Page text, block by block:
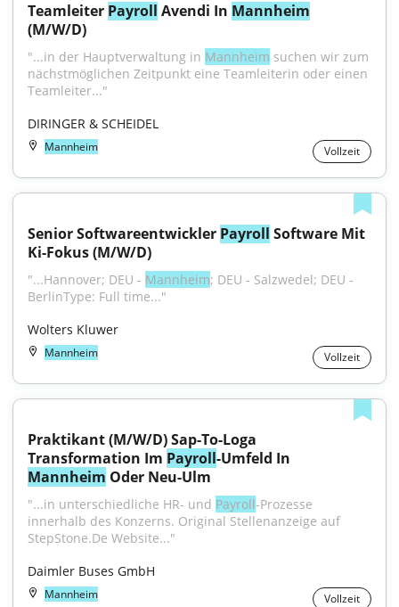
Teamleiter Payroll Avendi In Mannheim
(M/W/D)
"...in der Hauptverwaltung in Mannheim suchen wir zum
nächstmöglichen Zeitpunkt eine Teamleiterin oder einen
Teamleiter..."
DIRINGER & SCHEIDEL
Mannheim Vollzeit
Senior Softwareentwickler Payroll Software Mit
Ki-Fokus (M/W/D)
"...Hannover; DEU - Mannheim; DEU - Salzwedel; DEU -
BerlinType: Full time..."
Wolters Kluwer
Mannheim Vollzeit
Praktikant (M/W/D) Sap-To-Loga
Transformation Im Payroll
Mannheim Oder Neu-Ulm
"...in unterschiedliche HR- und Payroll-Prozesse
innerhalb des Konzerns. Original Stellenanzeige auf
StepStone.De Website..."
Daimler Buses GmbH
Mannheim Vollzeit